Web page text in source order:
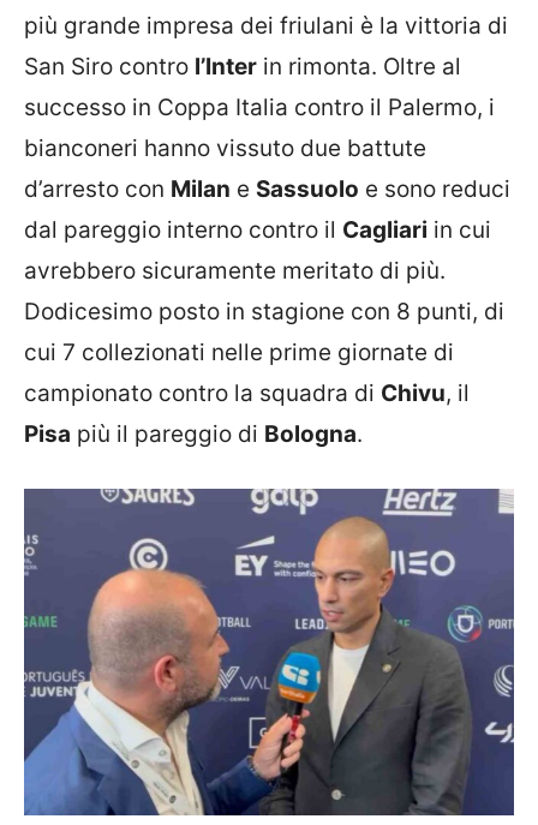
più grande impresa dei friulani è la vittoria di
San Siro contro l’Inter in rimonta. Oltre al
successo in Coppa Italia contro il Palermo, i
bianconeri hanno vissuto due battute
d’arresto con Milan e Sassuolo e sono reduci
dal pareggio interno contro il Cagliari in cui
avrebbero sicuramente meritato di più.
Dodicesimo posto in stagione con 8 punti, di
cui 7 collezionati nelle prime giornate di
campionato contro la squadra di Chivu, il
Pisa più il pareggio di Bologna.